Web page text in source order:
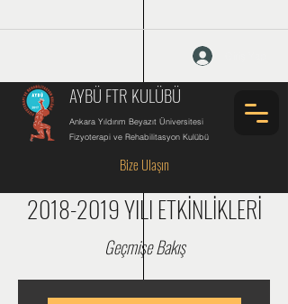
AYBÜ FTR KULÜBÜ
Ankara Yıldırım Beyazıt Üniversitesi
Fizyoterapi ve Rehabilitasyon Kulübü
Bize Ulaşın
2018-2019YILI ETKİNLİKLERİ
Geçmişe Bakış